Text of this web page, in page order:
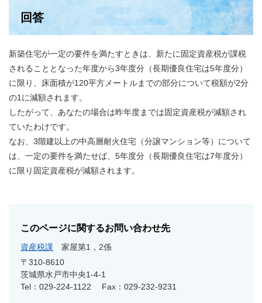
回答
新築住宅が一定の要件を満たすときは、新たに固定資産税が課税
されることとなった年度から3年度分（長期優良住宅は5年度分）
に限り、床面積が120平方メートルまでの部分について税額が2分
の1に減額されます。
したがって、あなたの場合は昨年度までは固定資産税が減額され
ていたわけです。
なお、3階建以上の中高層耐火住宅（分譲マンション等）について
は、一定の要件を満たせば、5年度分（長期優良住宅は7年度分）
に限り固定資産税が減額されます。
このページに関するお問い合わせ先
資産税課
家屋第1，2係
〒310-8610
茨城県水戸市中央1-4-1
Tel：029-224-1122
Fax：029-232-9231